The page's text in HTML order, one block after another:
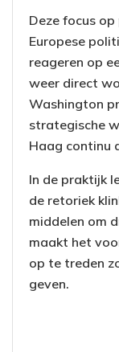
Deze focus
Europese
reageren op
weer direct
Washington
strategische
Haag continu
In de praktijk
de retoriek
middelen om
maakt het
op te treden
geven.